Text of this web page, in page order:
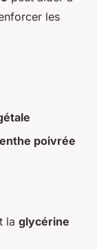
les
poivrée
la glycérine